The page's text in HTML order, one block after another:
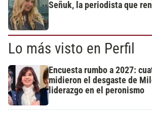
Señuk, la periodista que
Lo más visto en Perfil
Encuesta rumbo a 2027:
midieron el desgaste de
liderazgo en el peronismo